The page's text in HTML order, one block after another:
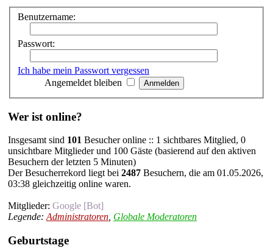
Benutzername:
Passwort:
Ich habe mein Passwort vergessen
Angemeldet bleiben
Wer ist online?
Insgesamt sind 101 Besucher online :: 1 sichtbares Mitglied, 0
unsichtbare Mitglieder und 100 Gäste (basierend auf den aktiven
Besuchern der letzten 5 Minuten)
Der Besucherrekord liegt bei 2487 Besuchern, die am 01.05.2026,
03:38 gleichzeitig online waren.
Mitglieder: Google [Bot]
Legende:Administratoren, Globale Moderatoren
Geburtstage